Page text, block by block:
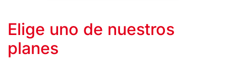
Elige uno de nuestros
planes